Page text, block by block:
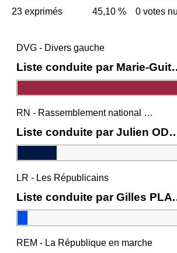
23 exprimés
45,10 %
0 votes
DVG - Divers gauche
Liste
RN - Rassemblement national et ses alliés
Liste conduite par
LR - Les Républicains
Liste
REM - La République en marche